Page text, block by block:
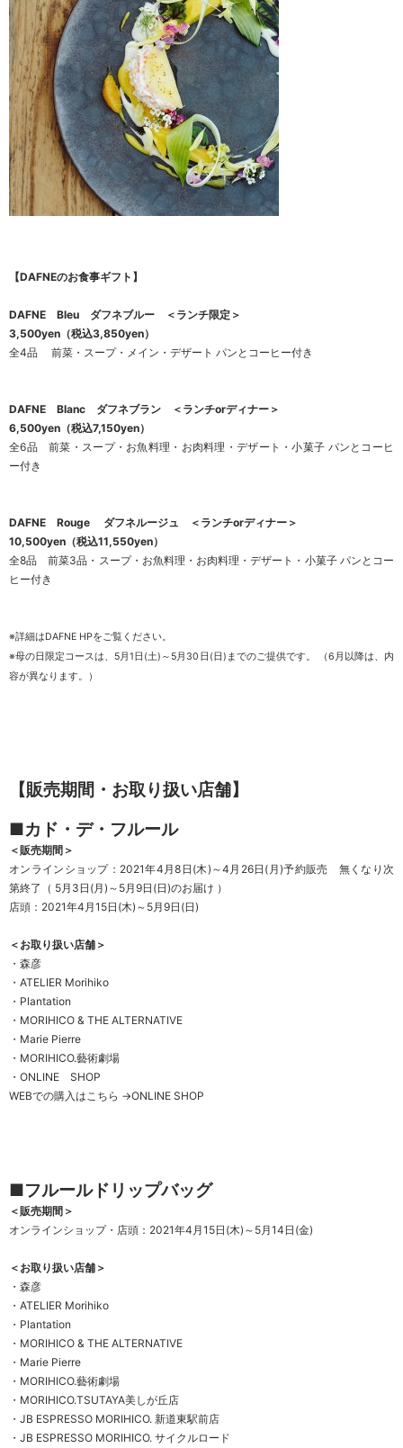
【DAFNEのお食事ギフト】
DAFNE Bleu ダフネブルー ＜ランチ限定＞
3,500yen（税込3,850yen）
全4品 前菜・スープ・メイン・デザート パンとコーヒー付き
DAFNE Blanc ダフネブラン ＜ランチorディナー＞
6,500yen（税込7,150yen）
全6品 前菜・スープ・お魚料理・お肉料理・デザート・小菓子 パンとコーヒ
ー付き
DAFNE Rouge ダフネルージュ ＜ランチorディナー＞
10,500yen（税込11,550yen）
全8品 前菜3品・スープ・お魚料理・お肉料理・デザート・小菓子 パンとコー
ヒー付き
※詳細はDAFNE HPをご覧ください。
※母の日限定コースは、5月1日(土)～5月30日(日)までのご提供です。 （6月以降は、内
容が異なります。）
【販売期間・お取り扱い店舗】
■カド・デ・フルール
＜販売期間＞
オンラインショップ：2021年4月8日(木)～4月26日(月)予約販売 無くなり次
第終了（ 5月3日(月)～5月9日(日)のお届け ）
店頭：2021年4月15日(木)～5月9日(日)
＜お取り扱い店舗＞
・森彦
・ATELIER Morihiko
・Plantation
・MORIHICO & THE ALTERNATIVE
・Marie Pierre
・MORIHICO.藝術劇場
・ONLINE SHOP
WEBでの購入はこちら →ONLINE SHOP
■フルールドリップバッグ
＜販売期間＞
オンラインショップ・店頭：2021年4月15日(木)～5月14日(金)
＜お取り扱い店舗＞
・森彦
・ATELIER Morihiko
・Plantation
・MORIHICO & THE ALTERNATIVE
・Marie Pierre
・MORIHICO.藝術劇場
・MORIHICO.TSUTAYA美しが丘店
・JB ESPRESSO MORIHICO. 新道東駅前店
・JB ESPRESSO MORIHICO. サイクルロード